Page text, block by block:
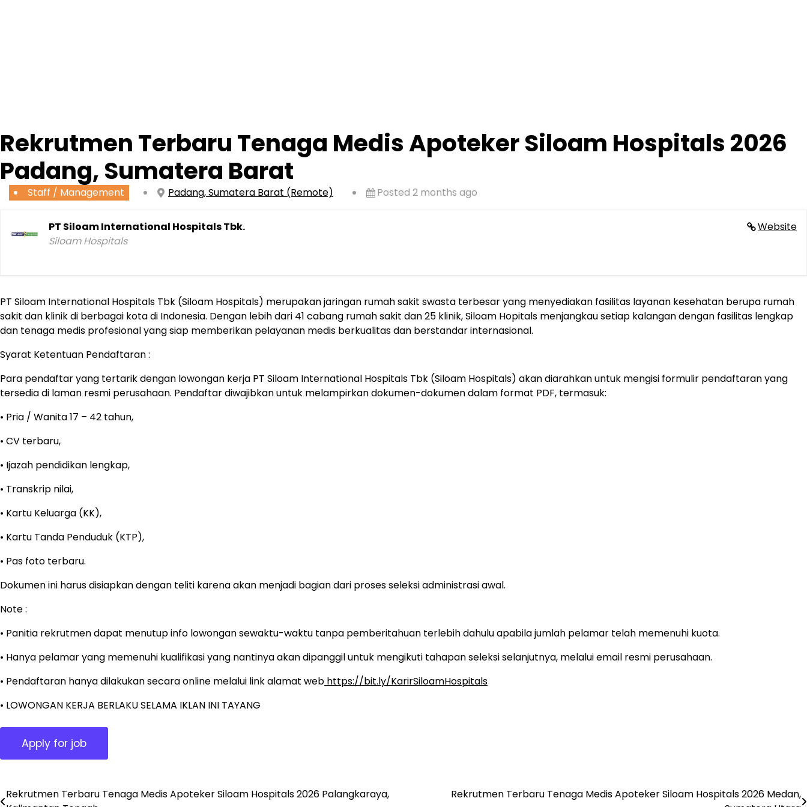
Rekrutmen Terbaru Tenaga Medis Apoteker Siloam Hospitals 2026
Padang, Sumatera Barat
Staff / Management Padang, Sumatera Barat (Remote) Posted 2 months ago
Website
PT Siloam International Hospitals Tbk.
Siloam Hospitals
PT Siloam International Hospitals Tbk (Siloam Hospitals) merupakan jaringan rumah sakit swasta terbesar yang menyediakan fasilitas layanan kesehatan berupa rumah
sakit dan klinik di berbagai kota di Indonesia. Dengan lebih dari 41 cabang rumah sakit dan 25 klinik, Siloam Hopitals menjangkau setiap kalangan dengan fasilitas lengkap
dan tenaga medis profesional yang siap memberikan pelayanan medis berkualitas dan berstandar internasional.
Syarat Ketentuan Pendaftaran :
Para pendaftar yang tertarik dengan lowongan kerja PT Siloam International Hospitals Tbk (Siloam Hospitals) akan diarahkan untuk mengisi formulir pendaftaran yang
tersedia di laman resmi perusahaan. Pendaftar diwajibkan untuk melampirkan dokumen-dokumen dalam format PDF, termasuk:
• Pria / Wanita 17 – 42 tahun,
• CV terbaru,
• Ijazah pendidikan lengkap,
• Transkrip nilai,
• Kartu Keluarga (KK),
• Kartu Tanda Penduduk (KTP),
• Pas foto terbaru.
Dokumen ini harus disiapkan dengan teliti karena akan menjadi bagian dari proses seleksi administrasi awal.
Note :
• Panitia rekrutmen dapat menutup info lowongan sewaktu-waktu tanpa pemberitahuan terlebih dahulu apabila jumlah pelamar telah memenuhi kuota.
• Hanya pelamar yang memenuhi kualifikasi yang nantinya akan dipanggil untuk mengikuti tahapan seleksi selanjutnya, melalui email resmi perusahaan.
• Pendaftaran hanya dilakukan secara online melalui link alamat web https://bit.ly/KarirSiloamHospitals
• LOWONGAN KERJA BERLAKU SELAMA IKLAN INI TAYANG
Post
Rekrutmen Terbaru Tenaga Medis Apoteker Siloam Hospitals 2026 Palangkaraya,
Rekrutmen Terbaru Tenaga Medis Apoteker Siloam Hospitals 2026 Medan,